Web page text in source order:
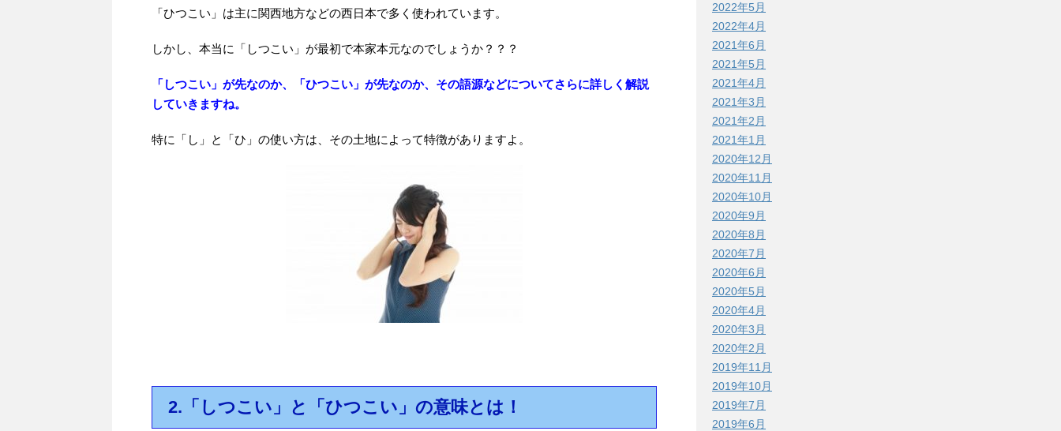
「ひつこい」は主に関西地方などの西日本で多く使われています。
しかし、本当に「しつこい」が最初で本家本元なのでしょうか？？？
「しつこい」が先なのか、「ひつこい」が先なのか、その語源などについてさらに詳しく解説
していきますね。
特に「し」と「ひ」の使い方は、その土地によって特徴がありますよ。
2.「しつこい」と「ひつこい」の意味とは！
2022年5月
2022年4月
2021年6月
2021年5月
2021年4月
2021年3月
2021年2月
2021年1月
2020年12月
2020年11月
2020年10月
2020年9月
2020年8月
2020年7月
2020年6月
2020年5月
2020年4月
2020年3月
2020年2月
2019年11月
2019年10月
2019年7月
2019年6月